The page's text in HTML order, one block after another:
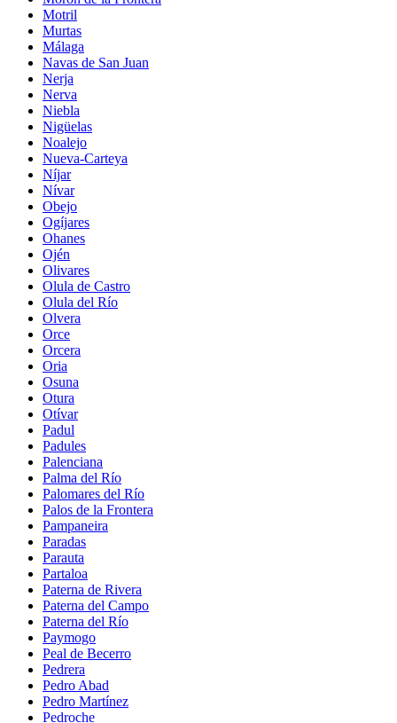
Motril
Murtas
Málaga
Navas de San Juan
Nerja
Nerva
Niebla
Nigüelas
Noalejo
Nueva-Carteya
Níjar
Nívar
Obejo
Ogíjares
Ohanes
Ojén
Olivares
Olula de Castro
Olula del Río
Olvera
Orce
Orcera
Oria
Osuna
Otura
Otívar
Padul
Padules
Palenciana
Palma del Río
Palomares del Río
Palos de la Frontera
Pampaneira
Paradas
Parauta
Partaloa
Paterna de Rivera
Paterna del Campo
Paterna del Río
Paymogo
Peal de Becerro
Pedrera
Pedro Abad
Pedro Martínez
Pedroche